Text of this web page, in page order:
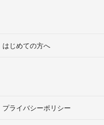
はじめての方へ
プライバシーポリシー